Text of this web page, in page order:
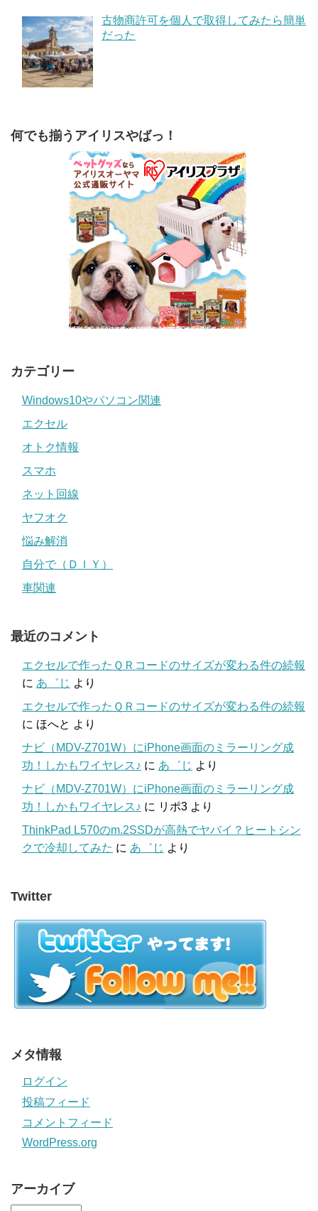
古物商許可を個人で取得してみたら簡単
だった
何でも揃うアイリスやばっ！
カテゴリー
Windows10やパソコン関連
エクセル
オトク情報
スマホ
ネット回線
ヤフオク
悩み解消
自分で（ＤＩＹ）
車関連
最近のコメント
エクセルで作ったＱＲコードのサイズが変わる件の続報
に あ゛じ より
エクセルで作ったＱＲコードのサイズが変わる件の続報
に ほへと より
ナビ（MDV-Z701W）にiPhone画面のミラーリング成
功！しかもワイヤレス♪ に あ゛じ より
ナビ（MDV-Z701W）にiPhone画面のミラーリング成
功！しかもワイヤレス♪ に リポ3 より
ThinkPad L570のm.2SSDが高熱でヤバイ？ヒートシン
クで冷却してみた に あ゛じ より
Twitter
メタ情報
ログイン
投稿フィード
コメントフィード
WordPress.org
アーカイブ